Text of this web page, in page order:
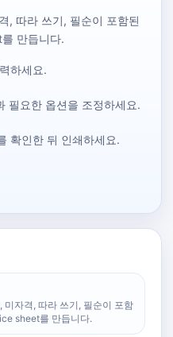
, 따라 쓰기, 필순이 포함된
만듭니다.
하세요.
필요한 옵션을 조정하세요.
확인한 뒤 인쇄하세요.
자격, 따라 쓰기, 필순이 포함
sheet를 만듭니다.